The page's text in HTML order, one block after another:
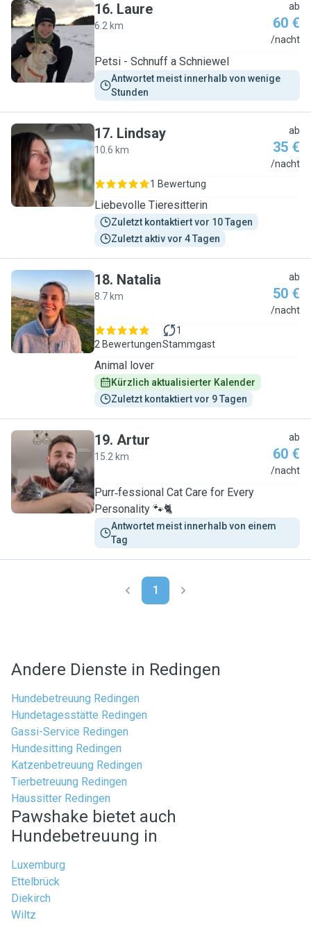
L
16. Laure
6.2 km
ab
60 €
/nacht
Petsi - Schnuff a Schniewel
Antwortet meist innerhalb von wenige
Stunden
L
17. Lindsay
10.6 km
ab
35 €
/nacht
1 Bewertung
Liebevolle Tieresitterin
Zuletzt kontaktiert vor 10 Tagen
Zuletzt aktiv vor 4 Tagen
N
18. Natalia
8.7 km
ab
50 €
/nacht
2 Bewertungen
1
Stammgast
Animal lover
Kürzlich aktualisierter Kalender
Zuletzt kontaktiert vor 9 Tagen
A
19. Artur
15.2 km
ab
60 €
/nacht
Purr‑fessional Cat Care for Every
Personality 🐾🐈
Antwortet meist innerhalb von einem
Tag
1
Andere Dienste in Redingen
Hundebetreuung Redingen
Hundetagesstätte Redingen
Gassi-Service Redingen
Hundesitting Redingen
Katzenbetreuung Redingen
Tierbetreuung Redingen
Haussitter Redingen
Pawshake bietet auch
Hundebetreuung in
Luxemburg
Ettelbrück
Diekirch
Wiltz